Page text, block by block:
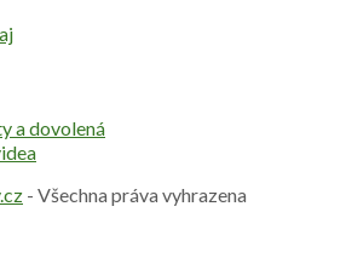
a dovolená
- Všechna práva vyhrazena